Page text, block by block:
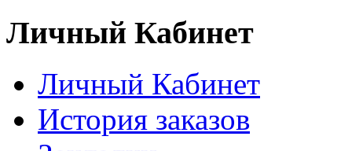
Личный Кабинет
Личный Кабинет
История заказов